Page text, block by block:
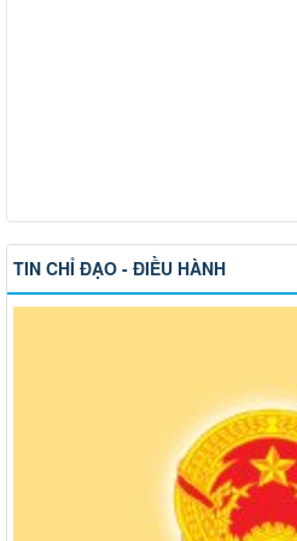
TIN CHỈ ĐẠO - ĐIỀU HÀNH